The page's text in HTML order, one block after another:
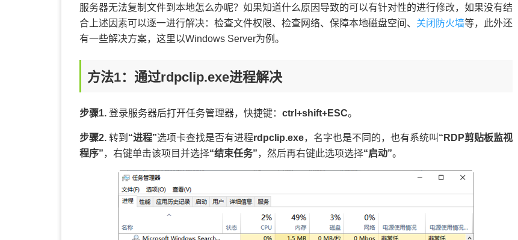
服务器无法复制文件到本地怎么办呢？如果知道什么原因导致的可以有针对性的进行修改，如果没有结
合上述因素可以逐一进行解决：检查文件权限、检查网络、保障本地磁盘空间、 关闭防火墙等，此外还
有一些解决方案，这里以Windows Server为例。
方法1：通过rdpclip.exe进程解决
步骤1. 登录服务器后打开任务管理器，快捷键： ctrl+shift+ESC。
步骤2. 转到 “进程”选项卡查找是否有进程rdpclip.exe，名字也是不同的，也有系统叫 “RDP剪贴板监视
程序”，右键单击该项目并选择“结束任务”，然后再右键此选项选择“启动”。